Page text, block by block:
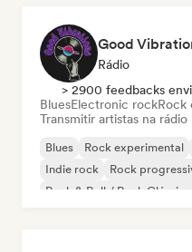
Good
Rádio
> 2900 feedbacks
BluesElectronic rockRock
Transmitir artistas na rádio
Blues Rock experimental
Indie rock
Rock
Rock & Roll / Rock Clássico